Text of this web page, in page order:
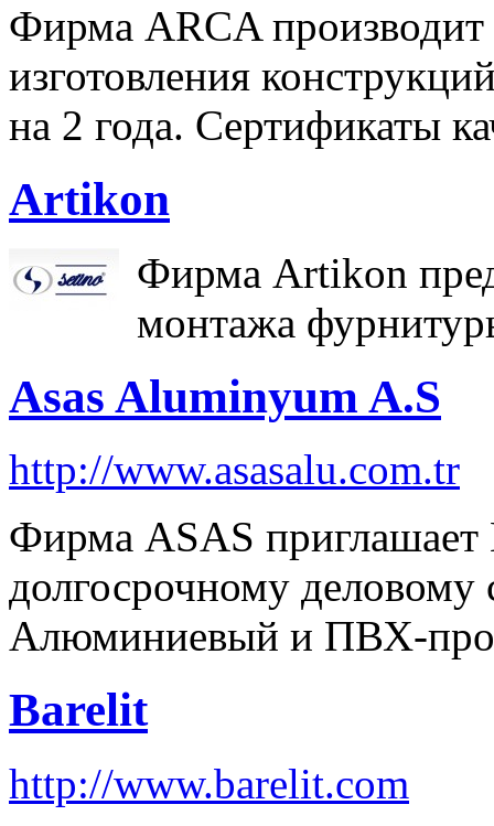
Фирма ARCA производит
изготовления
на 2 года. Сертификаты
Artikon
Фирма Artikon
монтажа
Asas Aluminyum A.S
http://www.asasalu.com.tr
Фирма АSAS приглашает
долгосрочному деловому
Алюминиевый и ПВХ-
Barelit
http://www.barelit.com